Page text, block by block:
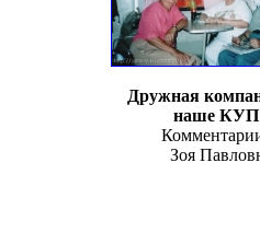
Дружная
наше
Зоя